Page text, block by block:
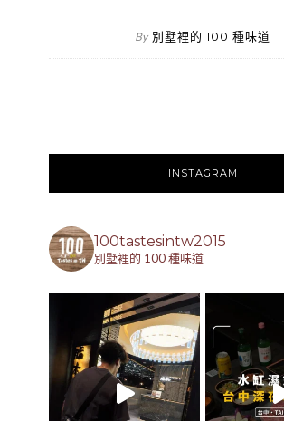
By 別墅裡的 100 種味道
INSTAGRAM
100tastesintw2015
別墅裡的 100 種味道